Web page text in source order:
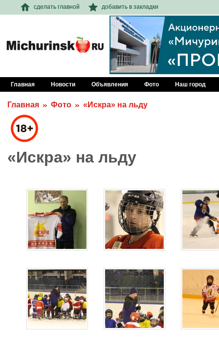
сделать главной добавить в закладки
Главная Новости Объявления Фото Наш город
Главная Фото «Искра» на льду
«Искра» на льду